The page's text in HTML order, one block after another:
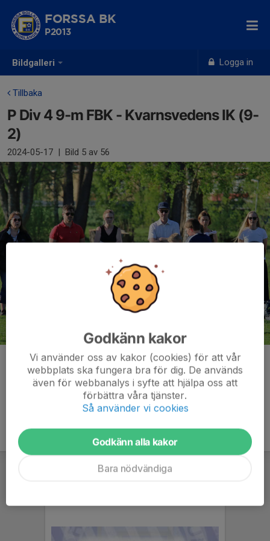
Bildgalleri Logga in
FORSSA BK
P2013
Tillbaka
P Div 4 9-m FBK - Kvarnsvedens IK (9-
2)
2024-05-17 | Bild 5 av 56
Kommentarer
Godkänn kakor
Vi använder oss av kakor (cookies) för att vår
webbplats ska fungera bra för dig. De används
även för webbanalys i syfte att hjälpa oss att
förbättra våra tjänster.
Så använder vi cookies
Godkänn alla kakor
Bara nödvändiga